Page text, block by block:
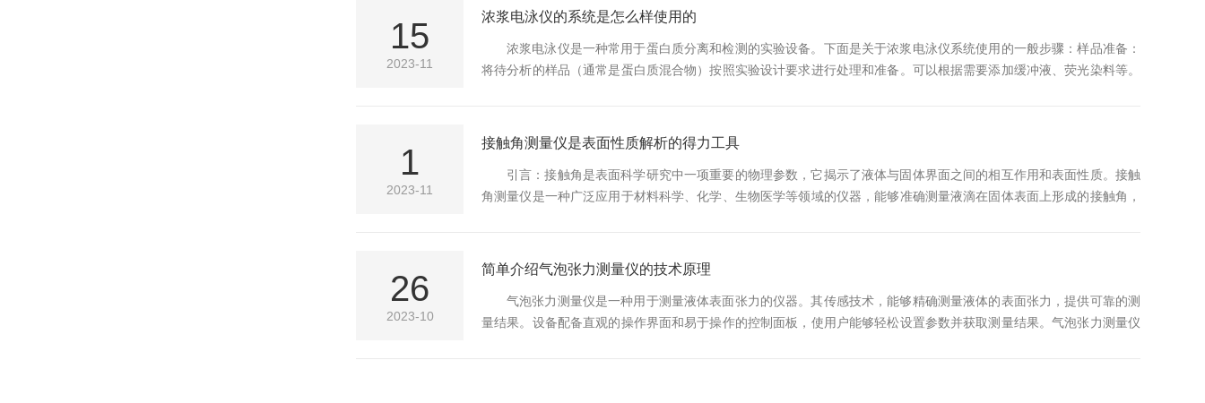
内部传感器和电子控制系统，实现了对张力的自动化测量和数据记录。其次，...
15
2023-11
浓浆电泳仪的系统是怎么样使用的
浓浆电泳仪是一种常用于蛋白质分离和检测的实验设备。下面是关于浓浆电泳仪系统使用的一般步骤：样品准备：
将待分析的样品（通常是蛋白质混合物）按照实验设计要求进行处理和准备。可以根据需要添加缓冲液、荧光染料等。
根据实验要求，在仪器控制面板上设置运行参数，如电流强度、时间等。这些...
1
2023-11
接触角测量仪是表面性质解析的得力工具
引言：接触角是表面科学研究中一项重要的物理参数，它揭示了液体与固体界面之间的相互作用和表面性质。接触
角测量仪是一种广泛应用于材料科学、化学、生物医学等领域的仪器，能够准确测量液滴在固体表面上形成的接触角，
学方法测量液滴与固体表面之间的接触角度来实现测量。常见的接触角测量方...
26
2023-10
简单介绍气泡张力测量仪的技术原理
气泡张力测量仪是一种用于测量液体表面张力的仪器。其传感技术，能够精确测量液体的表面张力，提供可靠的测
量结果。设备配备直观的操作界面和易于操作的控制面板，使用户能够轻松设置参数并获取测量结果。气泡张力测量仪